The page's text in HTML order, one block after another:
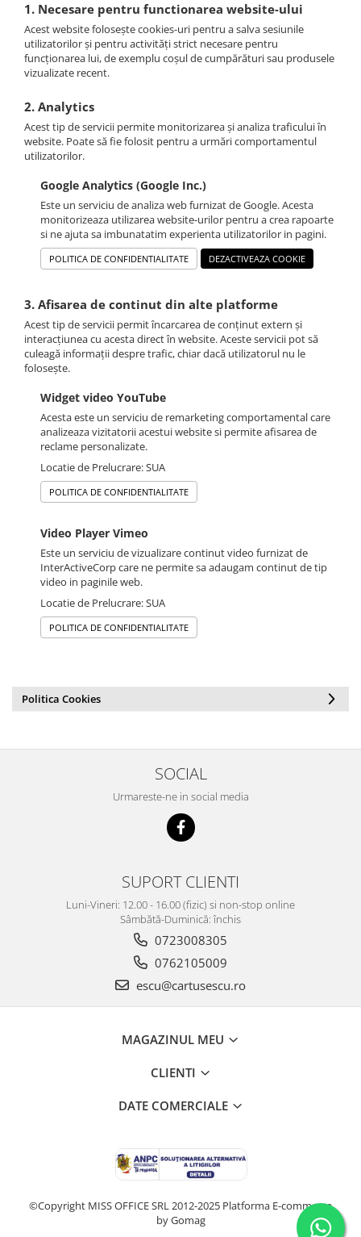
1. Necesare pentru functionarea website-ului
Acest website folosește cookies-uri pentru a salva sesiunile
utilizatorilor și pentru activități strict necesare pentru
funcționarea lui, de exemplu coșul de cumpărături sau produsele
vizualizate recent.
2. Analytics
Acest tip de servicii permite monitorizarea și analiza traficului în
website. Poate să fie folosit pentru a urmări comportamentul
utilizatorilor.
Google Analytics (Google Inc.)
Este un serviciu de analiza web furnizat de Google. Acesta
monitorizeaza utilizarea website-urilor pentru a crea rapoarte
si ne ajuta sa imbunatatim experienta utilizatorilor in pagini.
POLITICA DE CONFIDENTIALITATE DEZACTIVEAZA COOKIE
3. Afisarea de continut din alte platforme
Acest tip de servicii permit încarcarea de conținut extern și
interacțiunea cu acesta direct în website. Aceste servicii pot să
culeagă informații despre trafic, chiar dacă utilizatorul nu le
folosește.
Widget video YouTube
Acesta este un serviciu de remarketing comportamental care
analizeaza vizitatorii acestui website si permite afisarea de
reclame personalizate.
Locatie de Prelucrare: SUA
POLITICA DE CONFIDENTIALITATE
Video Player Vimeo
Este un serviciu de vizualizare continut video furnizat de
InterActiveCorp care ne permite sa adaugam continut de tip
video in paginile web.
Locatie de Prelucrare: SUA
POLITICA DE CONFIDENTIALITATE
Politica Cookies
SOCIAL
Urmareste-ne in social media
SUPORT CLIENTI
Luni-Vineri: 12.00 - 16.00 (fizic) si non-stop online
Sâmbătă-Duminică: închis
0723008305
0762105009
escu@cartusescu.ro
MAGAZINUL MEU
CLIENTI
DATE COMERCIALE
©Copyright MISS OFFICE SRL 2012-2025 Platforma E-commerce
by Gomag